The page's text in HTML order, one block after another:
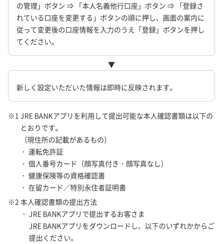
の管理」ボタン ⇒ 「本人名義他行口座」ボタン ⇒ 「登録さ
れている口座を変更する」ボタンの順に押し、画面の案内に
従って変更後の口座情報を入力のうえ「登録」ボタンを押し
てください。
▼
新しく設定いただいた情報は即時に反映されます。
※1 JRE BANKアプリを利用して提出可能な本人確認書類は以下の
とおりです。
（現住所の記載があるもの）
・ 運転免許証
・ 個人番号カード（顔写真付き・顔写真なし）
・ 健康保険等の資格確認書
・ 在留カード／特別永住者証明書
※2 本人確認書類の提出方法
・ JRE BANKアプリで提出するお客さま
JRE BANKアプリをダウンロードし、以下のいずれかからご
提出ください。